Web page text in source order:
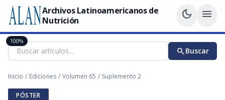
Archivos Latinoamericanos de
Nutrición
dark_mode menu
searchBuscar
Inicio / Ediciones / Volumen 65 / Suplemento 2
PÓSTER
100%